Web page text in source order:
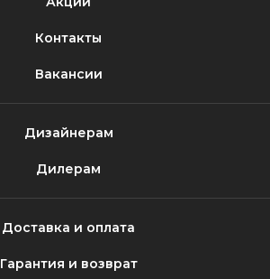
Контакты
Вакансии
Дизайнерам
Дилерам
Доставка и оплата
Гарантия и возврат